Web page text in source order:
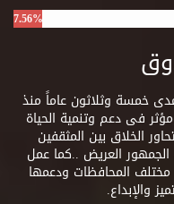
7.56%
خمسة وثلاثون عاماً منذ
فعال ومؤثر فى دعم وتنمية الحياة
الخلاق بين المثقفين
العريض ..كما عمل
المحافظات ودعمها
والإبداع.